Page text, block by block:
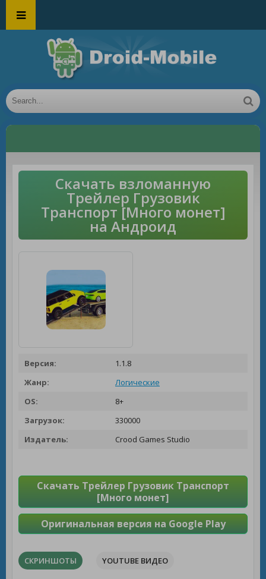
Скачать взломанную
Трейлер Грузовик
Транспорт [Много монет]
на Андроид
Версия:
1.1.8
Жанр:
Логические
OS:
8+
Загрузок:
330000
Издатель:
Crood Games Studio
Скачать Трейлер Грузовик Транспорт
[Много монет]
Оригинальная версия на Google Play
СКРИНШОТЫ YOUTUBE ВИДЕО